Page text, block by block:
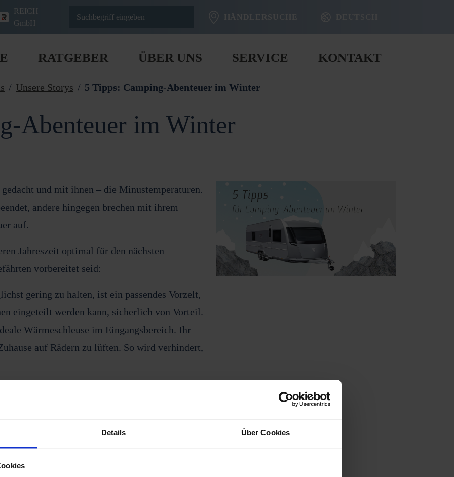
Details Über Cookies
REICH
GmbH
HÄNDLERSUCHE
RATGEBER ÜBER UNS SERVICE KONTAKT
Unsere Storys 5 Tipps: Camping-Abenteuer im Winter
Abenteuer im Winter
und mit ihnen – die Minustemperaturen.
andere hingegen brechen mit ihrem
auf.
Jahreszeit optimal für den nächsten
vorbereitet seid:
gering zu halten, ist ein passendes Vorzelt,
eingeteilt werden kann, sicherlich von Vorteil.
Wärmeschleuse im Eingangsbereich. Ihr
auf Rädern zu lüften. So wird verhindert,
eine zweite Gasflasche als Reserve ein,
Um den Gasinhalt ganz bequem und in
bei Kälte Kapazität ein. Stromreserven